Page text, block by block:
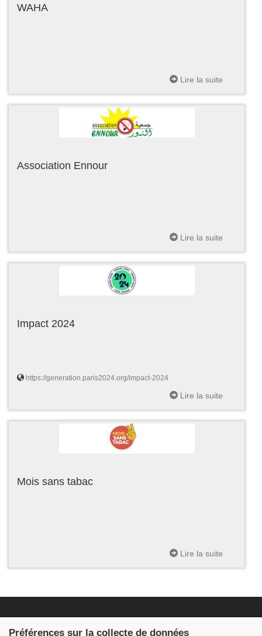
WAHA
Lire la suite
Association Ennour
Lire la suite
Impact 2024
https://generation.paris2024.org/impact-2024
Lire la suite
Mois sans tabac
Lire la suite
Préférences sur la collecte de données